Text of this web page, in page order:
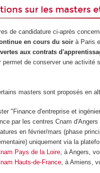
sur les masters
de candidature ci-après
en cours du soir à Paris
aux contrats
permet de conserver une activité
masters sont proposés en
"Finance d'entreprise et
par les centres Cnam
en février/mars (phase
uniquement via la
Pays de la Loire, à Angers,
Hauts-de-France, à Amiens,